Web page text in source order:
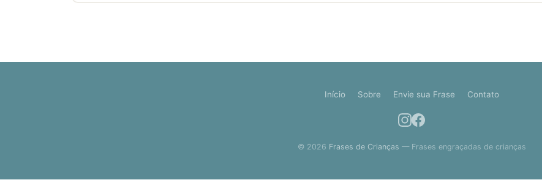
Início Sobre Envie sua Frase Contato
© 2026 Frases de Crianças — Frases engraçadas de crianças